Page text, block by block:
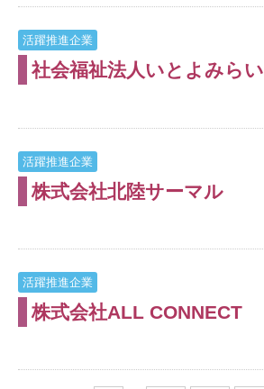
活躍推進企業
社会福祉法人いとよみらい
活躍推進企業
株式会社北陸サーマル
活躍推進企業
株式会社ALL CONNECT